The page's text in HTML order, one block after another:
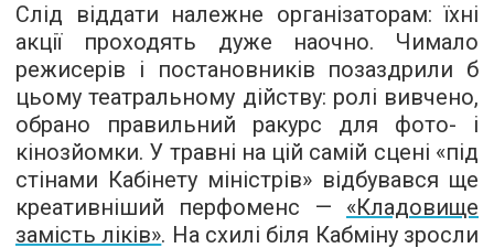
Слід віддати належне організаторам: їхні
акції проходять дуже наочно. Чимало
режисерів і постановників позаздрили б
цьому театральному дійству: ролі вивчено,
обрано правильний ракурс для фото- і
кінозйомки. У травні на цій самій сцені «під
стінами Кабінету міністрів» відбувався ще
креативніший перфоменс — «Кладовище
замість ліків». На схилі біля Кабміну зросли